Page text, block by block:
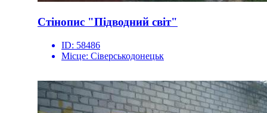
Стінопис "Підводний світ"
ID: 58486
Місце: Сіверськодонецьк